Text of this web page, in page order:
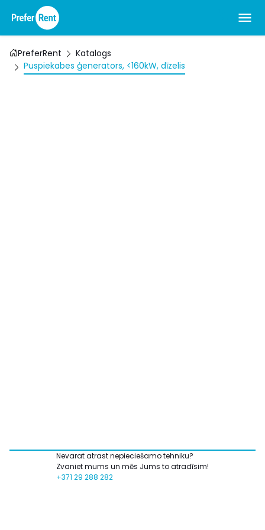
PreferRent
Katalogs
Puspiekabes ģenerators, <160kW, dīzelis
Nevarat atrast nepieciešamo tehniku?
Zvaniet mums un mēs Jums to atradīsim!
+371 29 288 282